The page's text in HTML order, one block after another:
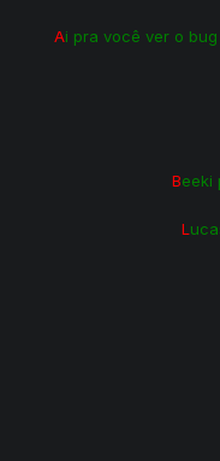
Ai pra você ver o
Beeki
L